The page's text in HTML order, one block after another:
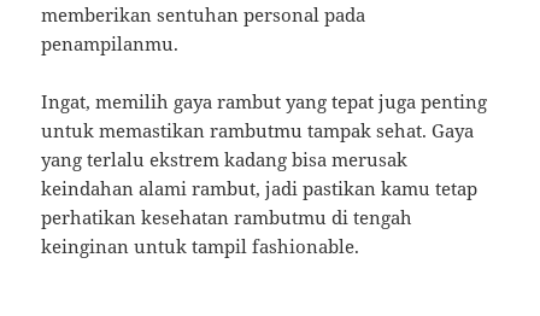
memberikan sentuhan personal pada
penampilanmu.
Ingat, memilih gaya rambut yang tepat juga penting
untuk memastikan rambutmu tampak sehat. Gaya
yang terlalu ekstrem kadang bisa merusak
keindahan alami rambut, jadi pastikan kamu tetap
perhatikan kesehatan rambutmu di tengah
keinginan untuk tampil fashionable.